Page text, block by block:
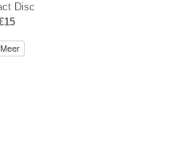
Disc